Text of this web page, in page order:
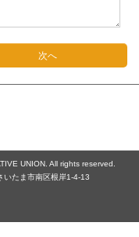
次へ
UNION. All rights reserved.
たま市南区根岸1-4-13